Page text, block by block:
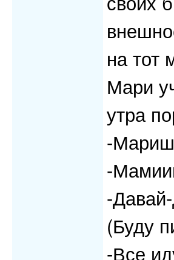
на тот
Мари
утра
-
-
-
(Буду
-Все